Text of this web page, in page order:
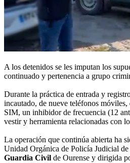
A los detenidos se les imputan los
continuado y pertenencia a grupo
Durante la práctica de entrada y
incautado, de nueve teléfonos móviles,
SIM, un inhibidor de frecuencia (12
vestir y herramienta relacionadas con
La operación que continúa abierta ha
Unidad Orgánica de Policía Judicial
Guardia Civil de Ourense y dirigida